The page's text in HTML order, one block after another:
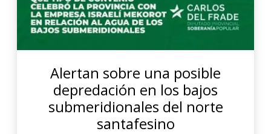
Alertan sobre una posible
depredación en los bajos
submeridionales del norte
santafesino